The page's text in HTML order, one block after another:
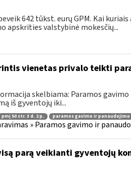
642 tūkst. eurų GPM. Kai
apskrities valstybinė mokesčių...
vienetas privalo teikti
skelbiama: Paramos gavimo
iš gyventojų iki...
pmį 50 str. 3 d. 2 p. paramos gavimo ir
» Paramos gavimo ir
parą veikianti gyventojų